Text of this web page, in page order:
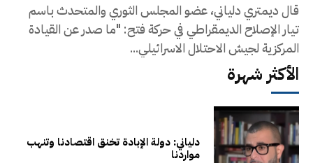
قال ديمتري دلياني، عضو المجلس الثوري والمتحدث باسم
تيار الإصلاح الديمقراطي في حركة فتح: "ما صدر عن القيادة
المركزية لجيش الاحتلال الاسرائيلي...
الأكثر شهرة
دلياني: دولة الإبادة تخنق اقتصادنا وتنهب
مواردنا